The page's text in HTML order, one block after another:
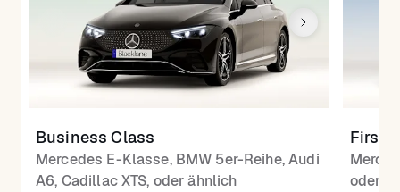
Business Class
Mercedes E-Klasse, BMW 5er-Reihe, Audi
A6, Cadillac XTS, oder ähnlich
First
oder